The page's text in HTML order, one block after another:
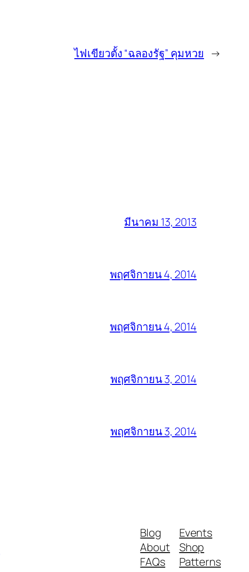
ไฟเขียวตั้ง “ฉลองรัฐ” คุมหวย →
มีนาคม 13, 2013
พฤศจิกายน 4, 2014
พฤศจิกายน 4, 2014
พฤศจิกายน 3, 2014
พฤศจิกายน 3, 2014
Blog
About
FAQs
Events
Shop
Patterns